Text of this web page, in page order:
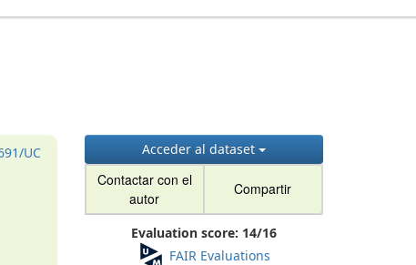
UC
Acceder al dataset
Contactar con el
autor
Compartir
Evaluation score: 14/16
FAIR Evaluations